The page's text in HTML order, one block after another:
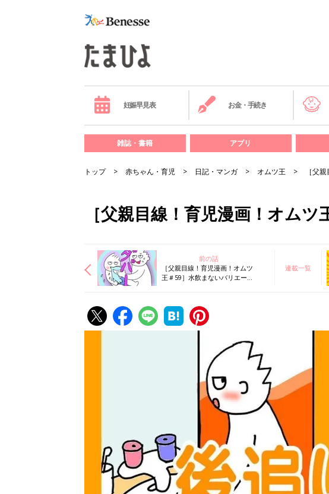
妊娠早見表 お金・手続き
雑誌・書籍 アプリ
トップ 赤ちゃん・育児 日記・マンガ オムツ王 ［父
［父親目線！育児漫画！オムツ
前の話
［父親目線！育児漫画！オムツ
王＃59］水飲まないバリエーシ
連載一覧